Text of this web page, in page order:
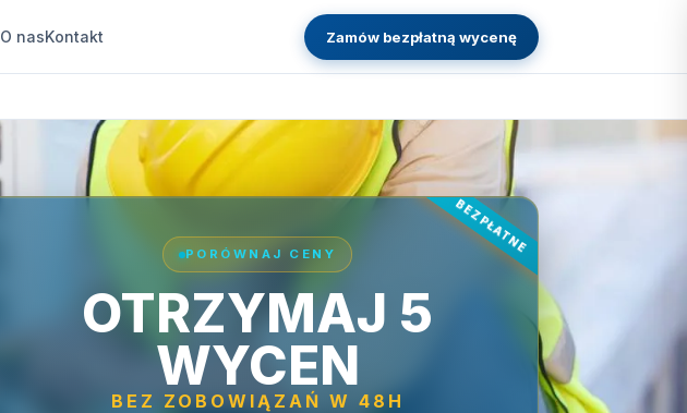
O nasKontakt Zamów bezpłatną wycenę
PORÓWNAJ CENY
OTRZYMAJ 5
WYCEN
BEZ ZOBOWIĄZAŃ W 48H